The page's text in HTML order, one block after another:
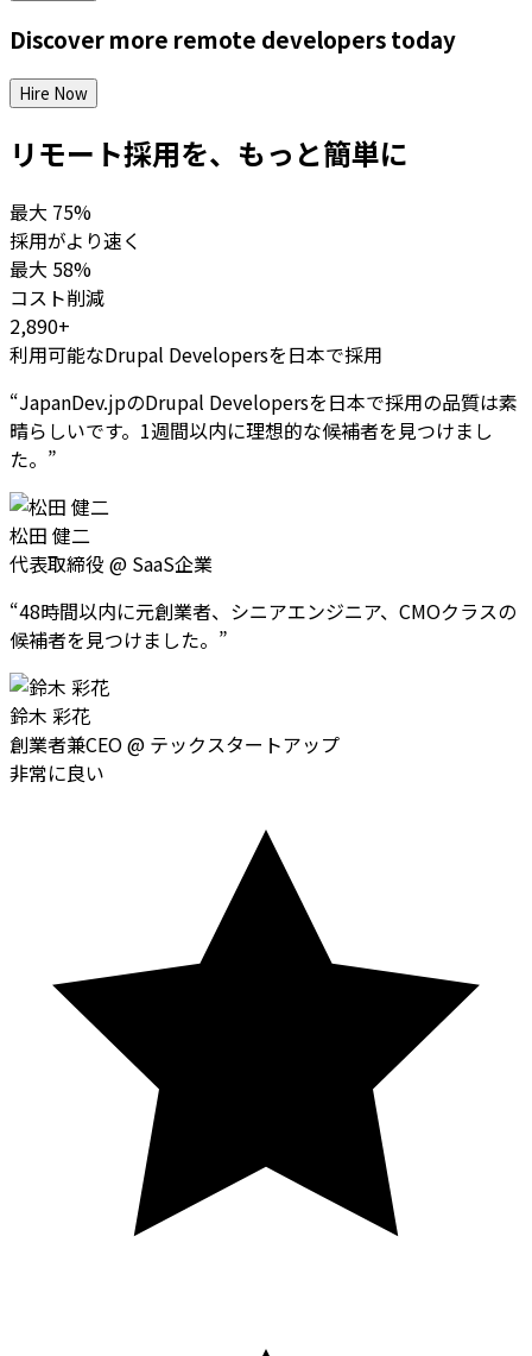
Discover more remote developerstoday
Hire Now
リモート採用を、もっと簡単に
最大 75%
採用がより速く
最大 58%
コスト削減
2,890+
利用可能なDrupal Developersを日本で採用
“JapanDev.jpのDrupal Developersを日本で採用の品質は素
晴らしいです。1週間以内に理想的な候補者を見つけまし
た。 ”
松田 健二
代表取締役 @ SaaS企業
“48時間以内に元創業者、シニアエンジニア、CMOクラスの
候補者を見つけました。 ”
鈴木 彩花
創業者兼CEO@ テックスタートアップ
非常に良い